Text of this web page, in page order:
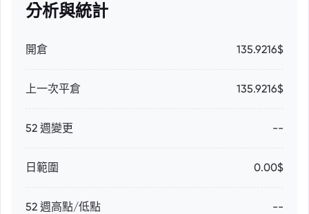
分析與統計
開倉 135.9216$
上一次平倉 135.9216$
52 週變更 --
日範圍 0.00$
52 週高點/低點 --